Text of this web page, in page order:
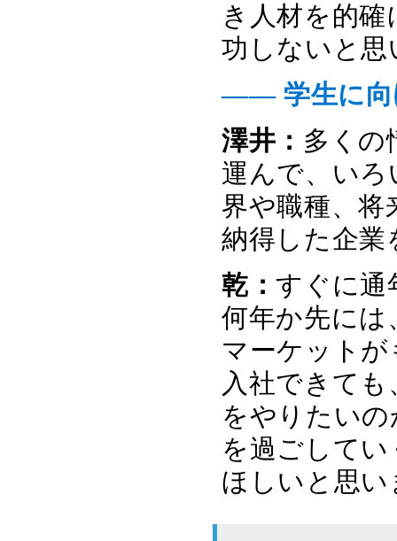
き人材を的
功しないと思
―― 学生に向
澤井： 多くの
運んで、い
界や職種、将
納得した企
乾：すぐに通
何年か先には
マーケット
入社できて
をやりたい
を過ごして
ほしいと思い